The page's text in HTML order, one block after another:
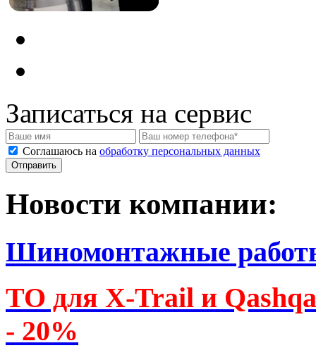
Записаться на сервис
Соглашаюсь на обработку персональных данных
Новости компании:
Шиномонтажные
ТО для X-Trail и
- 20%